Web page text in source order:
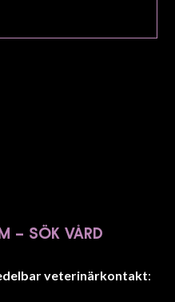
– SÖK VÅRD
veterinärkontakt: